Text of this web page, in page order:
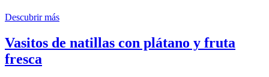
Descubrir más
Vasitos de natillas con plátano y fruta
fresca